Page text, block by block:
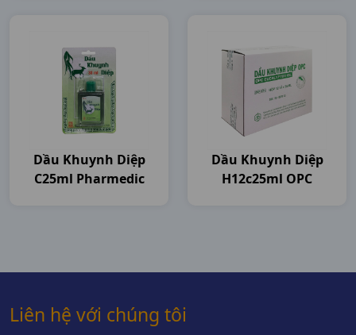
Dầu Khuynh Diệp
C25ml Pharmedic
Dầu Khuynh Diệp
H12c25ml OPC
Liên hệ với chúng tôi